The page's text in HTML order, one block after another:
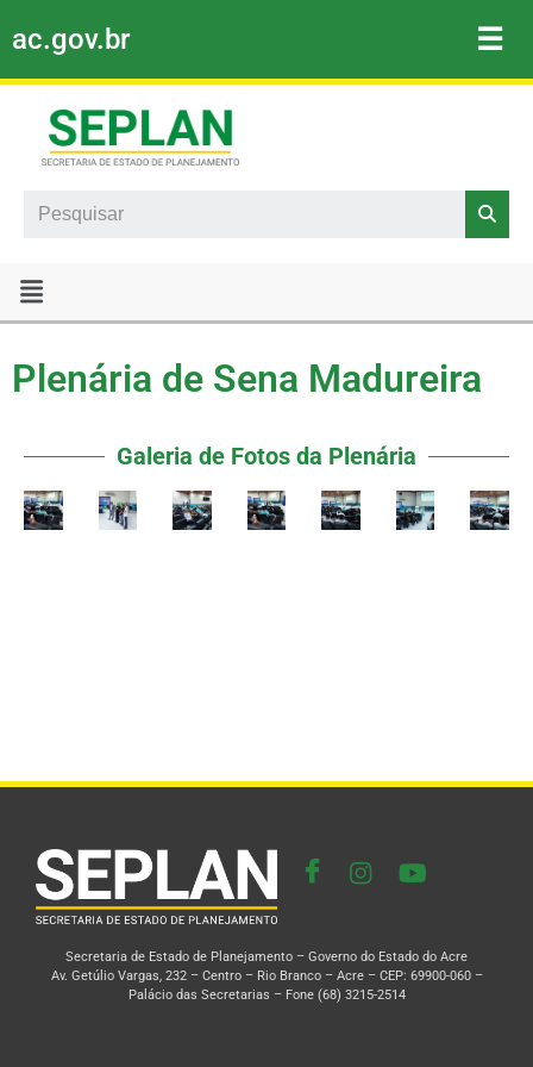
Pular
para
conteúdo
ac.gov.br ☰
Search
Plenária de Sena Madureira
Galeria de Fotos da Plenária​
Secretaria de Estado de Planejamento – Governo do Estado do Acre
Av. Getúlio Vargas, 232 – Centro – Rio Branco – Acre – CEP: 69900-060 –
Palácio das Secretarias – Fone (68) 3215-2514